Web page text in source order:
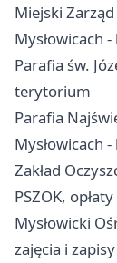
Miejski
Mysłowicach
Parafia św.
terytorium
Parafia
Mysłowicach
Zakład
PSZOK,
Mysłowicki
zajęcia i zapisy